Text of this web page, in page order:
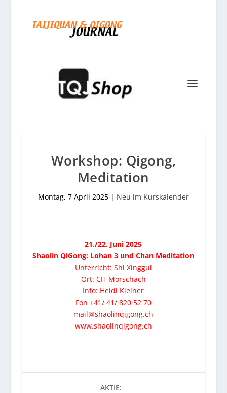
Workshop: Qigong,
Meditation
Montag, 7 April 2025| Neu im Kurskalender
21./22. Juni 2025
Shaolin QiGong: Lohan 3 und Chan Meditation
Unterricht: Shi Xinggui
Ort: CH-Morschach
Info: Heidi Kleiner
Fon +41/ 41/ 820 52 70
mail@shaolinqigong.ch
www.shaolinqigong.ch
AKTIE: